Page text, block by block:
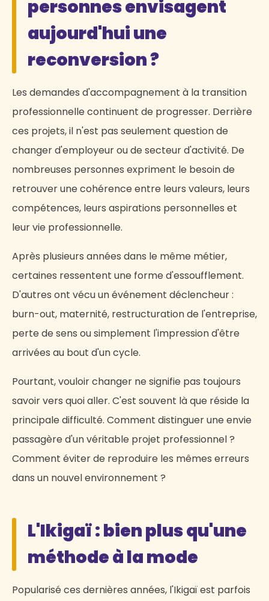
personnes envisagent
aujourd'hui une
reconversion ?
Les demandes d'accompagnement à la transition
professionnelle continuent de progresser. Derrière
ces projets, il n'est pas seulement question de
changer d'employeur ou de secteur d'activité. De
nombreuses personnes expriment le besoin de
retrouver une cohérence entre leurs valeurs, leurs
compétences, leurs aspirations personnelles et
leur vie professionnelle.
Après plusieurs années dans le même métier,
certaines ressentent une forme d'essoufflement.
D'autres ont vécu un événement déclencheur :
burn-out, maternité, restructuration de l'entreprise,
perte de sens ou simplement l'impression d'être
arrivées au bout d'un cycle.
Pourtant, vouloir changer ne signifie pas toujours
savoir vers quoi aller. C'est souvent là que réside la
principale difficulté. Comment distinguer une envie
passagère d'un véritable projet professionnel ?
Comment éviter de reproduire les mêmes erreurs
dans un nouvel environnement ?
L'Ikigaï : bien plus qu'une
méthode à la mode
Popularisé ces dernières années, l'Ikigaï est parfois